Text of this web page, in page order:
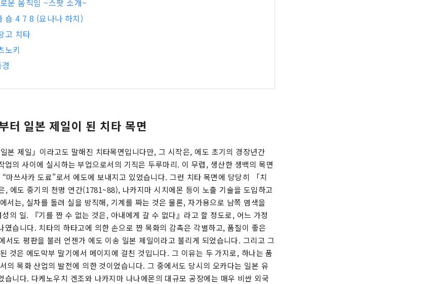
운 움직임 ~스팟 소개~
숍 4 7 8 (요나나 하치)
고 치타
노키
터 일본 제일이 된 치타 목면
본 제일」이라고도 말해진 치타목면입니다만, 그 시작은, 에도 초기의 경장년간
의 사이에 실시하는 부업으로서의 기직은 두루마리. 이 무렵, 생산한 생백의 목면
마쓰사카 도료”로서 에도에 보내지고 있었습니다. 그런 치타 목면에 당당히 「치
, 에도 중기의 천명 연간(1781~88), 나카지마 시치에몬 등이 노출 기술을 도입하고
서는, 실차를 돌려 실을 방직해, 기계를 짜는 것은 물론, 자가용으로 남쪽 염색을
의 일. 『기를 짠 수 없는 것은, 아내에게 갈 수 없다』라고 할 정도로, 어느 가정
였습니다. 치타의 하타고에 의한 손으로 짠 목화의 감촉은 각별하고, 품질이 좋은
서도 평판을 불러 언젠가 에도 이송 일본 제일이라고 불리게 되었습니다. 그리고 그
것은 에도막부 말기에서 메이지에 걸친 것입니다. 그 이유는 두 가지로, 하나는 품
의 목화 산업의 발전에 의한 것이었습니다. 그 중에서도 당시의 오카다는 일본 유
습니다. 다케노우치 겐조와 나카지마 나나에몬의 대규모 공장에는 매우 비싼 외국